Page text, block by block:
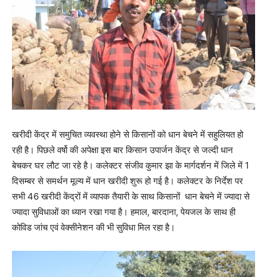
खरीदी केंद्र में समुचित व्यवस्था होने से किसानों को धान बेचने में सहुलियत हो
रही है। पिछले वर्षो की अपेक्षा इस बार किसान उपार्जन केंद्र से जल्दी धान
बेचकर घर लौट जा रहे है। कलेक्टर संजीव कुमार झा के मार्गदर्शन में जिले में 1
दिसम्बर से समर्थन मूल्य में धान खरीदी शुरू हो गई है। कलेक्टर के निर्देश पर
सभी 46 खरीदी केंद्रों में व्यापक तैयारी के साथ किसानों धान बेचने में ज्यादा से
ज्यादा सुविधाओं का ध्यान रखा गया है। हमाल, बारदाना, पेयजल के साथ ही
कोविड जांच एवं वेक्सीनेशन की भी सुविधा मिल रहा है।